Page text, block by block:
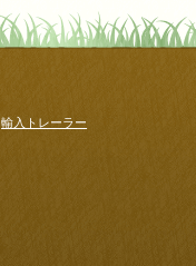
輸入トレーラー